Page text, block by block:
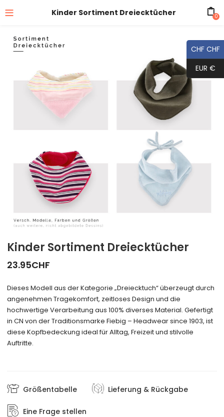
Kinder Sortiment Dreiecktücher 0
Kinder Sortiment Dreiecktücher
23.95CHF
Dieses Modell aus der Kategorie „Dreiecktuch“ überzeugt durch
angenehmen Tragekomfort, zeitloses Design und die
hochwertige Verarbeitung aus 100% diverses Material. Gefertigt
in CN von der Traditionsmarke Fiebig – Headwear since 1903, ist
diese Kopfbedeckung ideal für Alltag, Freizeit und stilvolle
Auftritte.
Größentabelle Lieferung & Rückgabe
Eine Frage stellen
CHF CHF
EUR €